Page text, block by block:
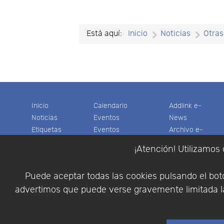
¡Atención!
Puede aceptar todas las cookies pulsando el
advertimos que puede verse gravemente limitada
Está aquí: Inicio Noticias Otras
Inicio
Noticias
Etiquetas
Cesta
Calendario
Eventos
Eventos
Colaboradores
Descargas
Videos
Addlink e-
News
Archivo e-
Software
Multifisica.com
Síganos